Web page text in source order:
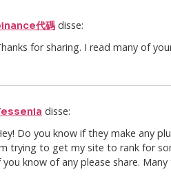
代碼 disse:
for sharing. I read many of
disse:
Do you know if they make any
trying to get my site to rank for
you know of any please share.